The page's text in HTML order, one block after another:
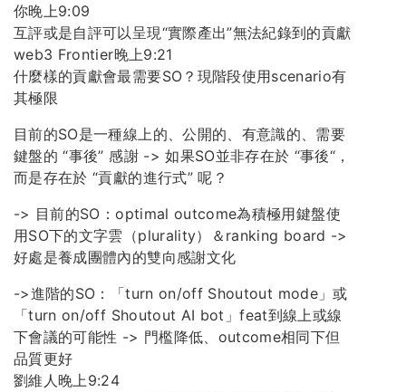
你晚上9:09
互評或是自評可以呈現“實際產出”無法紀錄到的貢獻
web3 Frontier晚上9:21
什麼樣的貢獻會最需要SO？現階段使用scenario有
其極限
目前的SO是一種線上的、公開的、有意識的、需要
鍵盤的 “事後” 感謝 -> 如果SO並非存在於 “事後“，
而是存在於 “貢獻的進行式” 呢？
-> 目前的SO：optimal outcome為積極用鍵盤使
用SO下的文字雲（plurality）＆ranking board ->
好處是養成團體內的雙向感謝文化
->進階的SO：「turn on/off Shoutout mode」或
「turn on/off Shoutout AI bot」feat到線上或線
下會議的可能性 -> 門檻降低、outcome相同下但
品質更好
劉維人晚上9:24